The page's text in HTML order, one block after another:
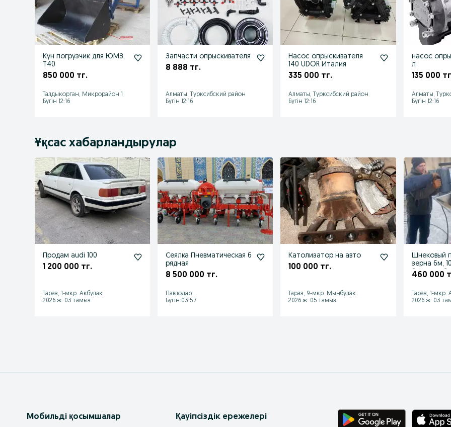
Кун погрузчик для ЮМЗ
Т40
850 000 тг.
Талдыкорган, Микрорайон 1
Бүгін 12:16
Запчасти опрыскивателя
8 888 тг.
Алматы, Турксибский район
Бүгін 12:16
Насос опрыскивателя
140 UDOR Италия
335 000 тг.
Алматы, Турксибский район
Бүгін 12:16
насос
л
135 000
Алматы,
Бүгін 12:16
Ұқсас хабарландырулар
Продам audi 100
1 200 000 тг.
Тараз, 1-мкр. Акбулак
2026 ж. 03 тамыз
Сеялка Пневматическая 6
рядная
8 500 000 тг.
Павлодар
Бүгін 03:57
Католизатор на авто
100 000 тг.
Тараз, 9-мкр. Мынбулак
2026 ж. 05 тамыз
Шнековый
зерна 6м,
Заводской
460 000
Тараз, 1-мкр.
2026 ж. 03
Мобильді қосымшалар Қауіпсіздік ережелері